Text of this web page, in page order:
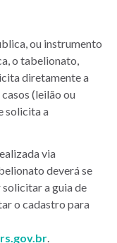
ou instrumento
o tabelionato,
diretamente a
(leilão ou
solicita a
via
deverá se
a guia de
o cadastro para
.